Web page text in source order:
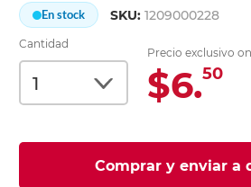
En stock SKU:1209000228
Cantidad
Precio exclusivo
$6.50
Comprar y enviar a